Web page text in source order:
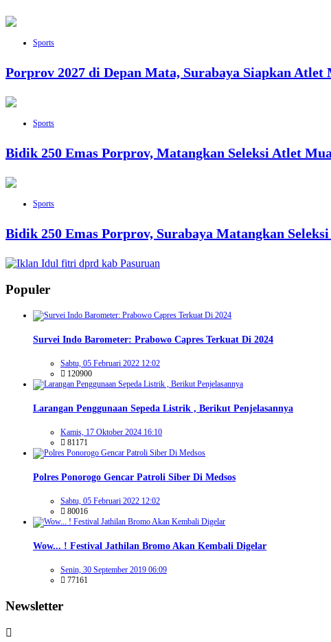
Sports
Porprov 2027 di Depan Mata, Surabaya Siapkan Atlet
Sports
Bidik 250 Emas Porprov, Matangkan Seleksi Atlet
Sports
Bidik 250 Emas Porprov, Surabaya Matangkan
Populer
Survei Indo Barometer: Prabowo Capres Terkuat Di 2024
Sabtu, 05 Februari 2022 12:02
120900
Larangan Penggunaan Sepeda Listrik , Berikut Penjelasannya
Kamis, 17 Oktober 2024 16:10
81171
Polres Ponorogo Gencar Patroli Siber Di Medsos
Sabtu, 05 Februari 2022 12:02
80016
Wow... ! Festival Jathilan Bromo Akan Kembali Digelar
Senin, 30 September 2019 06:09
77161
Newsletter